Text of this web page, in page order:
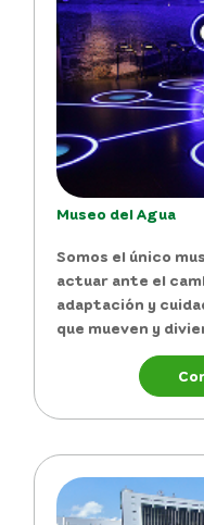
Museo del Agua
Somos el único
actuar ante el
adaptación y
que mueven y